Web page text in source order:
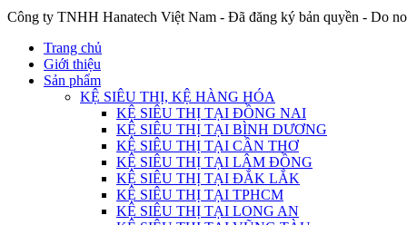
Công ty TNHH Hanatech Việt Nam - Đã đăng ký bản quyền - Do
Trang chủ
Giới thiệu
Sản phẩm
KỆ SIÊU THỊ, KỆ HÀNG HÓA
KỆ SIÊU THỊ TẠI ĐỒNG NAI
KỆ SIÊU THỊ TẠI BÌNH DƯƠNG
KỆ SIÊU THỊ TẠI CẦN THƠ
KỆ SIÊU THỊ TẠI LÂM ĐỒNG
KỆ SIÊU THỊ TẠI ĐẮK LẮK
KỆ SIÊU THỊ TẠI TPHCM
KỆ SIÊU THỊ TẠI LONG AN